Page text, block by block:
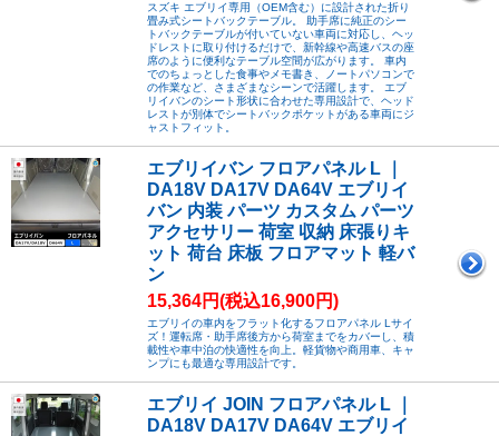
スズキ エブリイ専用（OEM含む）に設計された折り
畳み式シートバックテーブル。 助手席に純正のシー
トバックテーブルが付いていない車両に対応し、ヘッ
ドレストに取り付けるだけで、新幹線や高速バスの座
席のように便利なテーブル空間が広がります。 車内
でのちょっとした食事やメモ書き、ノートパソコンで
の作業など、さまざまなシーンで活躍します。 エブ
リイバンのシート形状に合わせた専用設計で、ヘッド
レストが別体でシートバックポケットがある車両にジ
ャストフィット。
エブリイバン フロアパネル L ｜
DA18V DA17V DA64V エブリイ
バン 内装 パーツ カスタム パーツ
アクセサリー 荷室 収納 床張りキ
ット 荷台 床板 フロアマット 軽バ
ン
15,364円(税込16,900円)
エブリイの車内をフラット化するフロアパネル Lサイ
ズ！運転席・助手席後方から荷室までをカバーし、積
載性や車中泊の快適性を向上。軽貨物や商用車、キャ
ンプにも最適な専用設計です。
エブリイ JOIN フロアパネル L ｜
DA18V DA17V DA64V エブリイ